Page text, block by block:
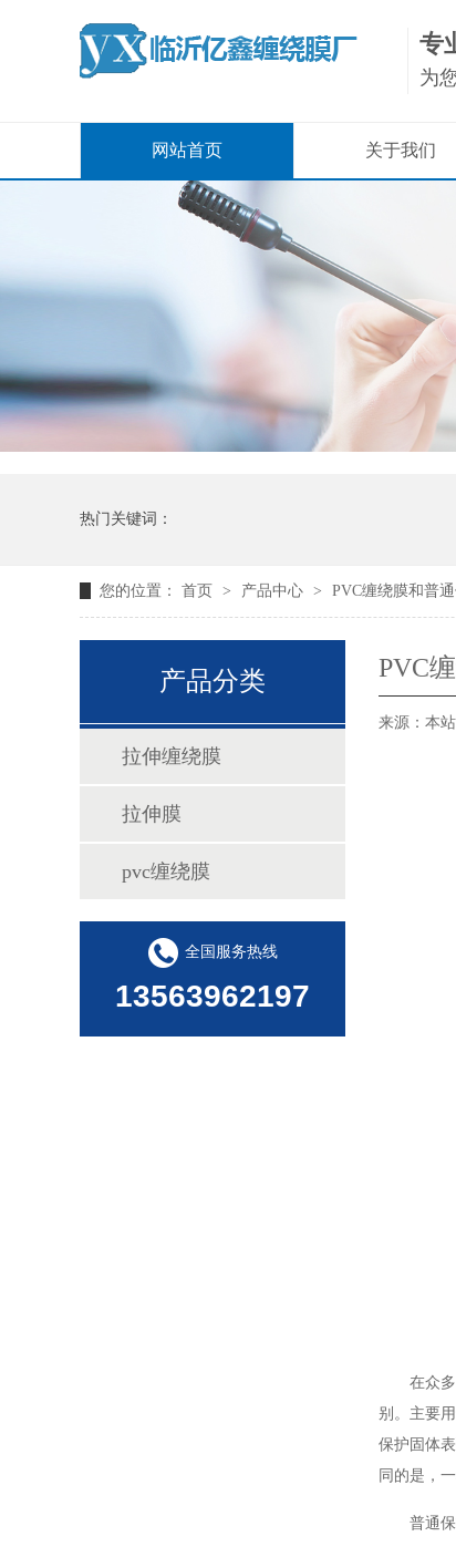
专
为
网站首页 关于我们
热门关键词：
您的位置： 首页 > 产品中心 > PVC缠绕膜和普
PVC
来源：本站
在众
别。主要
保护固体
同的是，
普通保
产品分类
拉伸缠绕膜
拉伸膜
pvc缠绕膜
全国服务热线
13563962197